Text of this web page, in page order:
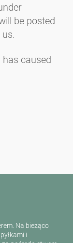
be posted
caused
Na bieżąco
i